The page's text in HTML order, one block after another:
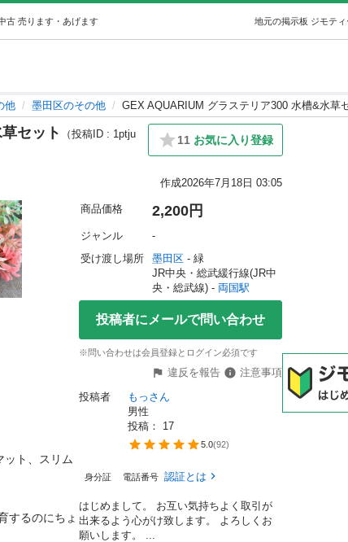
古 売ります・あげます 地元の掲示板 ジモティ
他 墨田区のその他 GEX AQUARIUM グラステリア300 水槽&水草
セット
（投稿ID : 1ptju
11 お気に入り登録
作成2026年7月18日 03:05
ット、スリム
するのにちょ
商品価格 2,200円
ジャンル
-
受け渡し場所
墨田区 - 緑
JR中央・総武緩行線(JR中
央・総武線) - 両国駅
投稿者にメールで問い合わせ
※問い合わせは会員登録とログイン必須です
違反を報告
注意事項
投稿者
もっさん
男性
投稿： 17
5.0(92)
身分証 電話番号 認証とは
はじめまして。 お互い気持ちよく取引が
出来るよう心がけ致します。 よろしくお
願いします。 ...